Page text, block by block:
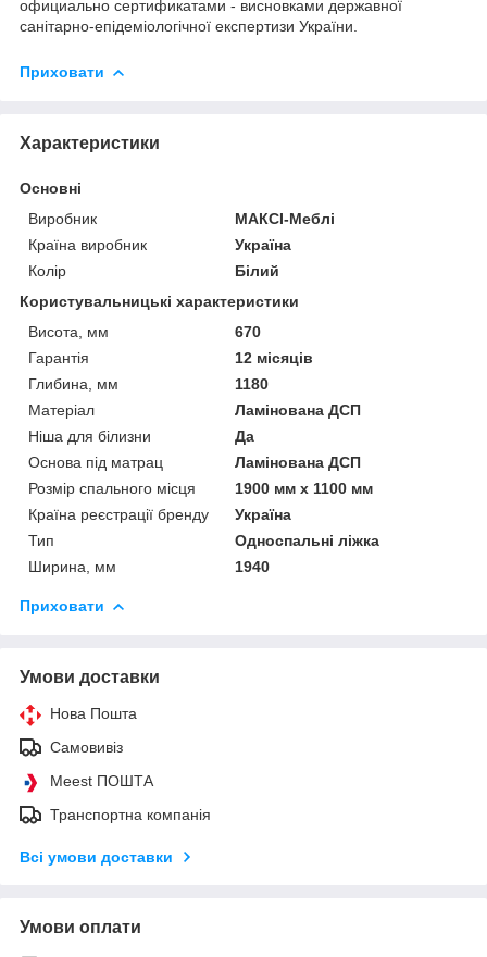
официально сертификатами - висновками державної
санітарно-епідеміологічної експертизи України.
Приховати
Характеристики
Основні
Виробник
МАКСІ-Меблі
Країна виробник
Україна
Колір
Білий
Користувальницькі характеристики
Висота, мм
670
Гарантія
12 місяців
Глибина, мм
1180
Матеріал
Ламінована ДСП
Ніша для білизни
Да
Основа під матрац
Ламінована ДСП
Розмір спального місця
1900 мм х 1100 мм
Країна реєстрації бренду
Україна
Тип
Односпальні ліжка
Ширина, мм
1940
Приховати
Умови доставки
Нова Пошта
Самовивіз
Meest ПОШТА
Транспортна компанія
Всі умови доставки
Умови оплати